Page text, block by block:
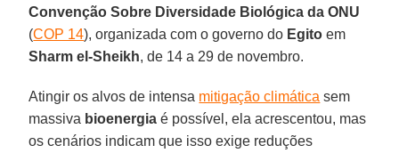
Convenção Sobre Diversidade Biológica da ONU
(COP 14), organizada com o governo do Egito em
Sharm el-Sheikh, de 14 a 29 de novembro.
Atingir os alvos de intensa mitigação climática sem
massiva bioenergia é possível, ela acrescentou, mas
os cenários indicam que isso exige reduções